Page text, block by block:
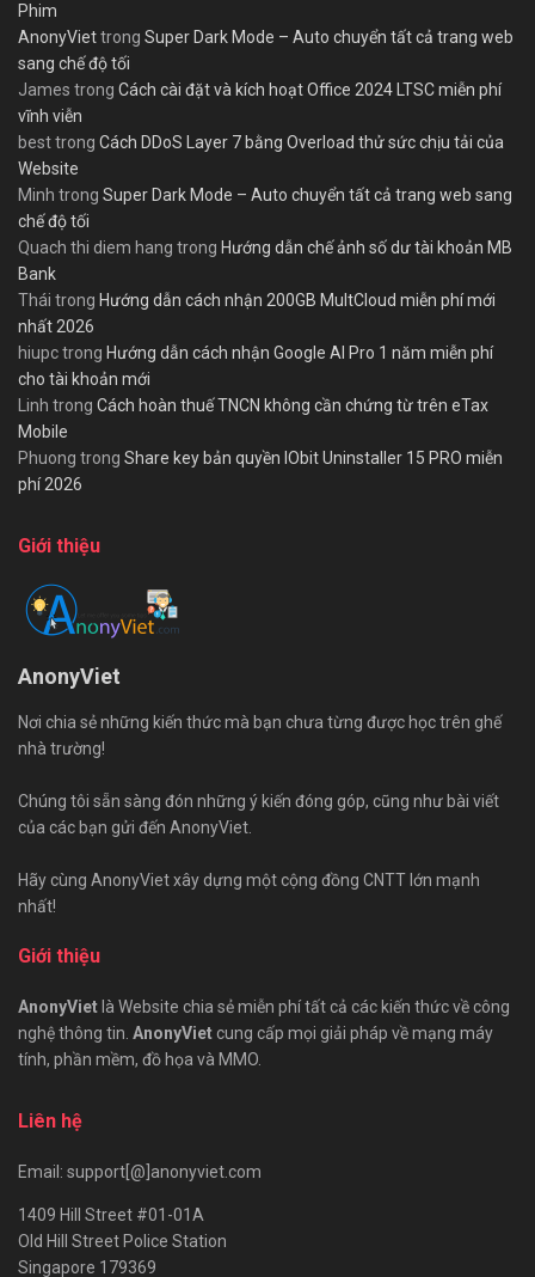
Phim
AnonyViettrong Super Dark Mode – Auto chuyển tất cả trang web
sang chế độ tối
James trong Cách cài đặt và kích hoạt Office 2024 LTSC miễn phí
vĩnh viễn
besttrong Cách DDoS Layer 7 bằng Overload thử sức chịu tải của
Website
Minh trong Super Dark Mode – Auto chuyển tất cả trang web sang
chế độ tối
Quach thi diem hang trong Hướng dẫn chế ảnh số dư tài khoản MB
Bank
Thái trong Hướng dẫn cách nhận 200GB MultCloud miễn phí mới
nhất 2026
hiupctrong Hướng dẫn cách nhận Google AI Pro 1 năm miễn phí
cho tài khoản mới
Linh trong Cách hoàn thuế TNCN không cần chứng từ trên eTax
Mobile
Phuong trong Share key bản quyền IObit Uninstaller 15 PRO miễn
phí 2026
Giới thiệu
AnonyViet
Nơi chia sẻ những kiến thức mà bạn chưa từng được học trên ghế
nhà trường!
Chúng tôi sẵn sàng đón những ý kiến đóng góp, cũng như bài viết
của các bạn gửi đến AnonyViet.
Hãy cùng AnonyViet xây dựng một cộng đồng CNTT lớn mạnh
nhất!
Giới thiệu
AnonyViet là Website chia sẻ miễn phí tất cả các kiến thức về công
nghệ thông tin. AnonyViet cung cấp mọi giải pháp về mạng máy
tính, phần mềm, đồ họa và MMO.
Liên hệ
Email: support[@]anonyviet.com
1409 Hill Street #01-01A
Old Hill Street Police Station
Singapore 179369